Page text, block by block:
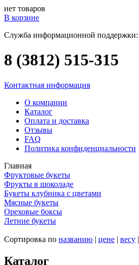
нет товаров
В корзине
Служба информационной поддержки:
8 (3812) 515-315
Контактная информация
О компании
Каталог
Оплата и доставка
Отзывы
FAQ
Политика конфиденциальности
Главная
Фруктовые букеты
Фрукты в шоколаде
Букеты клубника с цветами
Мясные букеты
Ореховые боксы
Летние букеты
Сортировка по названию | цене | весу |
Каталог